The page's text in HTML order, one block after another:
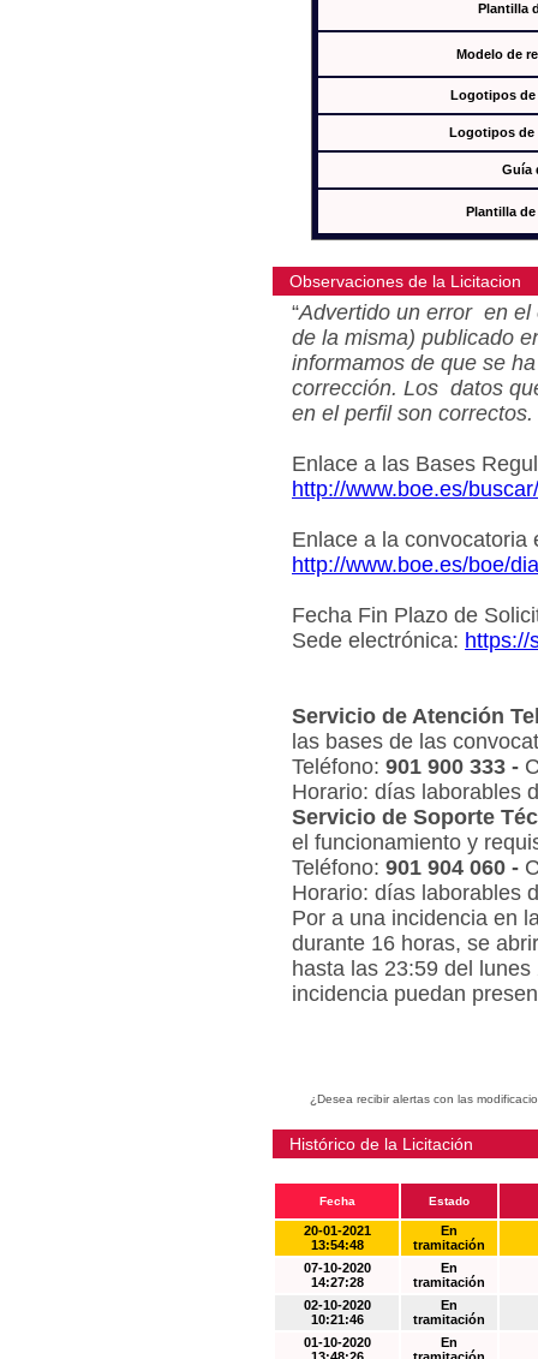
Plantilla
Modelo de
Logotipos de
Logotipos de
Guía
Plantilla
Observaciones de la Licitacion
“Advertido un error en el
de la misma) publicado
informamos de que se
corrección. Los datos
en el perfil son correctos.
Enlace a las Bases
http://www.boe.es/
Enlace a la convocatoria
http://www.boe.es/boe/
Fecha Fin Plazo de
Sede electrónica: https://
Servicio de Atención
las bases de las
Teléfono: 901 900 333 -
Horario: días laborables
Servicio de Soporte
el funcionamiento y
Teléfono: 901 904 060 -
Horario: días laborables
Por a una incidencia en
durante 16 horas, se
hasta las 23:59 del
incidencia puedan
¿Desea recibir alertas con las
Histórico de la Licitación
Fecha Estado
20-01-2021
13:54:48
En
tramitación
07-10-2020
14:27:28
En
tramitación
02-10-2020
10:21:46
En
tramitación
01-10-2020
En